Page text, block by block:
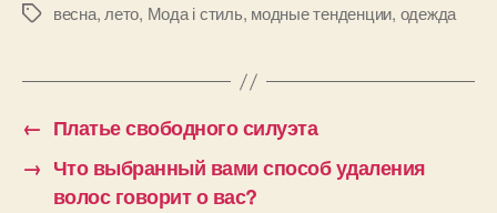
Позначки
весна, лето, Мода і стиль, модные тенденции, одежда
← Платье свободного силуэта
→ Что выбранный вами способ удаления
волос говорит о вас?